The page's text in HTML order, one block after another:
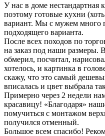
У нас в доме нестандартная
поэтому готовые кухни
вариант. Мы с мужем много
подходящего варианта.
После всех походов по
на заказ под наши размеры.
обмерил, посчитал,
хотелось, и картинка в
скажу, что это самый
вписалась и цвет выбрала
Примерно через 2 недели
красавицу! «Благодаря»
помучиться с монтажом
получился отменный.
Большое всем спасибо!